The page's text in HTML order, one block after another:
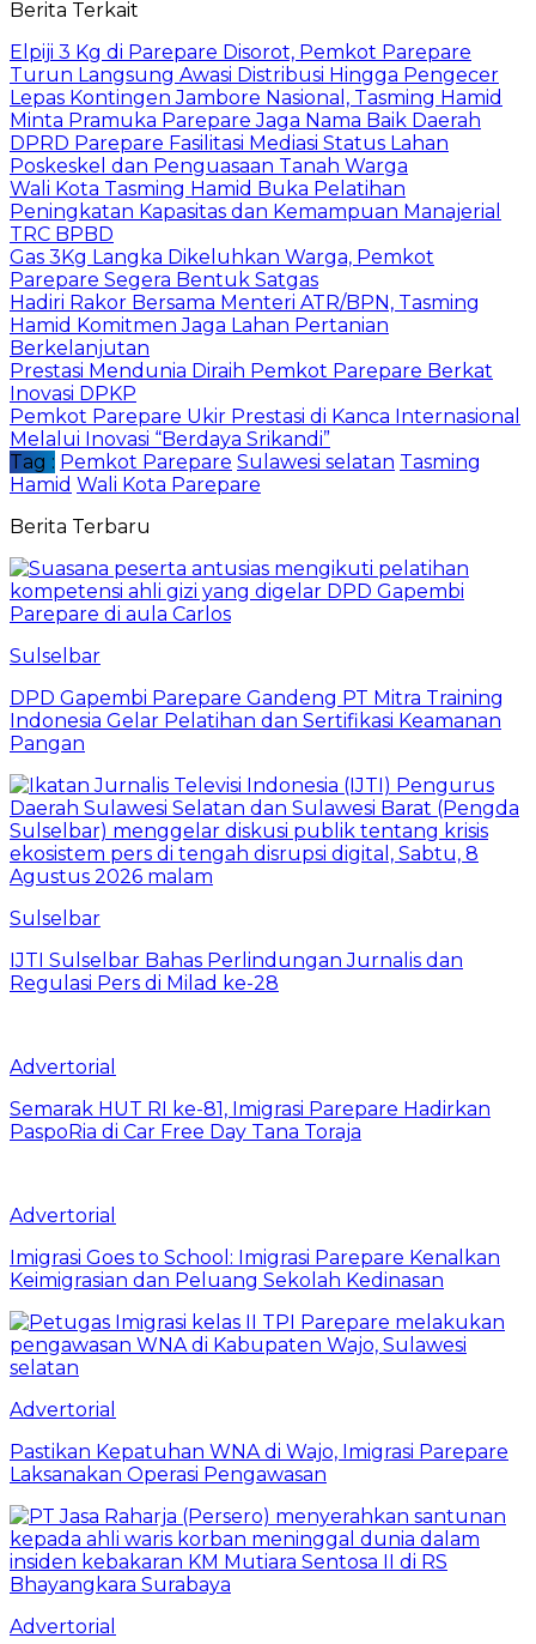
Berita Terkait
Elpiji 3 Kg di Parepare Disorot, Pemkot Parepare
Turun Langsung Awasi Distribusi Hingga Pengecer
Lepas Kontingen Jambore Nasional, Tasming Hamid
Minta Pramuka Parepare Jaga Nama Baik Daerah
DPRD Parepare Fasilitasi Mediasi Status Lahan
Poskeskel dan Penguasaan Tanah Warga
Wali Kota Tasming Hamid Buka Pelatihan
Peningkatan Kapasitas dan Kemampuan Manajerial
TRC BPBD
Gas 3Kg Langka Dikeluhkan Warga, Pemkot
Parepare Segera Bentuk Satgas
Hadiri Rakor Bersama Menteri ATR/BPN, Tasming
Hamid Komitmen Jaga Lahan Pertanian
Berkelanjutan
Prestasi Mendunia Diraih Pemkot Parepare Berkat
Inovasi DPKP
Pemkot Parepare Ukir Prestasi di Kanca Internasional
Melalui Inovasi “Berdaya Srikandi”
Tag : Pemkot Parepare Sulawesi selatan Tasming
Hamid Wali Kota Parepare
Berita Terbaru
Sulselbar
DPD Gapembi Parepare Gandeng PT Mitra Training
Indonesia Gelar Pelatihan dan Sertifikasi Keamanan
Pangan
Sulselbar
IJTI Sulselbar Bahas Perlindungan Jurnalis dan
Regulasi Pers di Milad ke-28
Advertorial
Semarak HUT RI ke-81, Imigrasi Parepare Hadirkan
PaspoRia di Car Free Day Tana Toraja
Advertorial
Imigrasi Goes to School: Imigrasi Parepare Kenalkan
Keimigrasian dan Peluang Sekolah Kedinasan
Advertorial
Pastikan Kepatuhan WNA di Wajo, Imigrasi Parepare
Laksanakan Operasi Pengawasan
Advertorial